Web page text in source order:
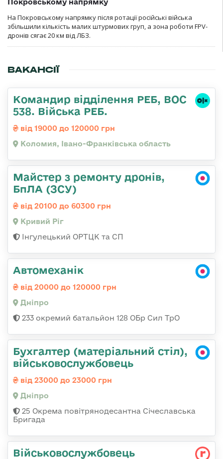
На Покровському напрямку після ротації російські війська
збільшили кількість малих штурмових груп, а зона роботи FPV-
дронів сягає 20 км від ЛБЗ.
ВАКАНСІЇ
Командир відділення РЕБ, ВОС
538. Війська РЕБ.
від 19000 до 120000 грн
Коломия, Івано-Франківська область
Майстер з ремонту дронів,
БпЛА (ЗСУ)
від 20100 до 60300 грн
Кривий Ріг
Інгулецький ОРТЦК та СП
Автомеханік
від 20000 до 120000 грн
Дніпро
233 окремий батальйон 128 ОБр Сил ТрО
Бухгалтер (матеріальний стіл),
військовослужбовець
від 23000 до 23000 грн
Дніпро
25 Окрема повітрянодесантна Січеславська
Бригада
Військовослужбовець